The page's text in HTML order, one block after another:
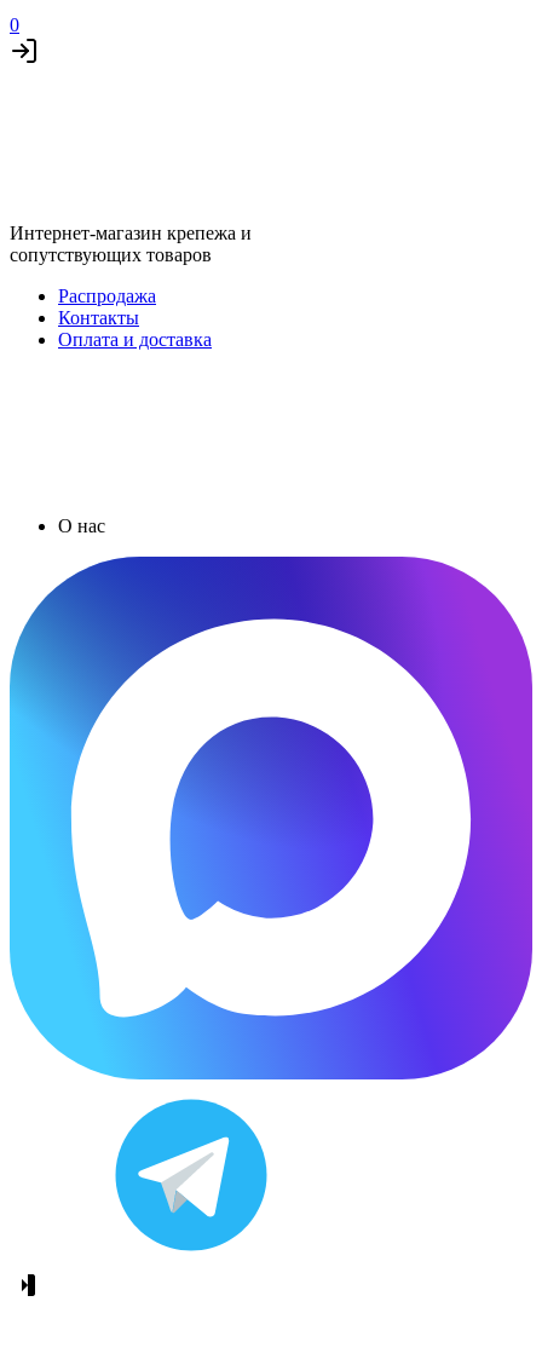
0
Интернет-магазин крепежа и
сопутствующих товаров
Распродажа
Контакты
Оплата и доставка
О нас